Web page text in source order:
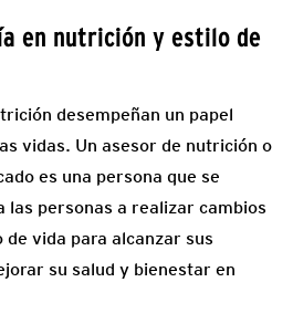
en nutrición y estilo de
desempeñan un papel
vidas. Un asesor de nutrición o
es una persona que se
las personas a realizar cambios
vida para alcanzar sus
su salud y bienestar en